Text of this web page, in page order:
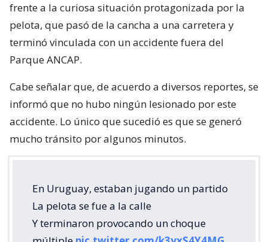
frente a la curiosa situación protagonizada por la
pelota, que pasó de la cancha a una carretera y
terminó vinculada con un accidente fuera del
Parque ANCAP.
Cabe señalar que, de acuerdo a diversos reportes, se
informó que no hubo ningún lesionado por este
accidente. Lo único que sucedió es que se generó
mucho tránsito por algunos minutos.
En Uruguay, estaban jugando un partido
La pelota se fue a la calle
Y terminaron provocando un choque